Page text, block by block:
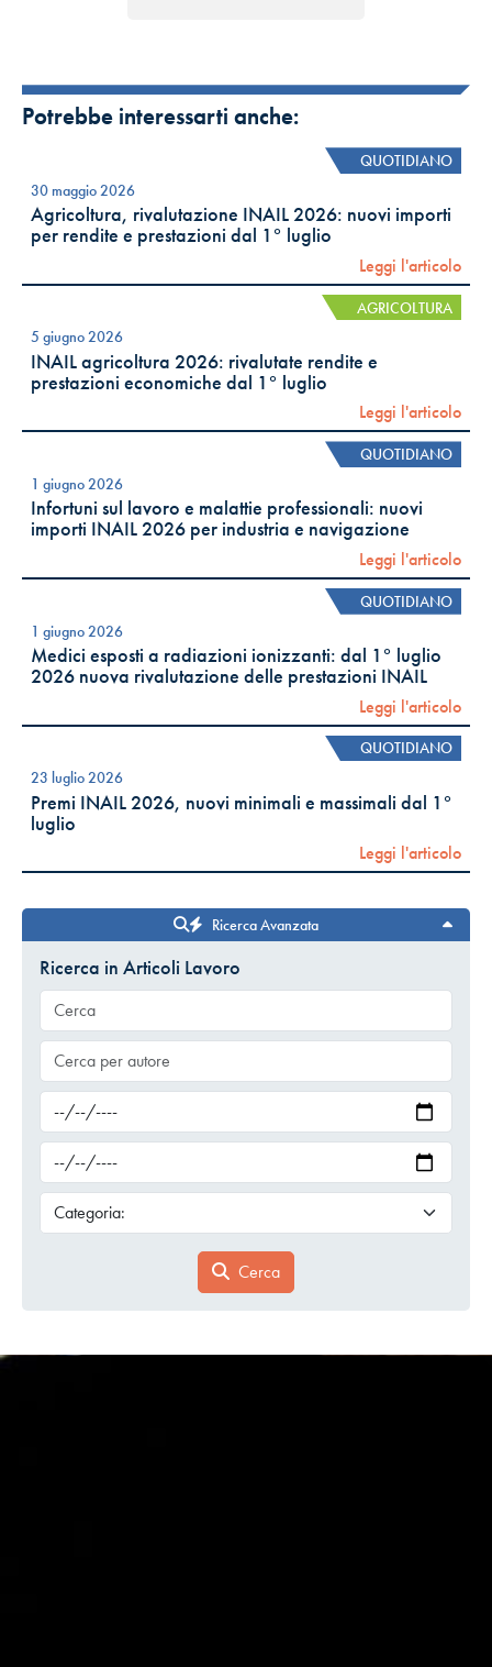
Potrebbe interessarti anche:
QUOTIDIANO
30 maggio 2026
Agricoltura, rivalutazione INAIL 2026: nuovi importi
per rendite e prestazioni dal 1° luglio
Leggi l'articolo
AGRICOLTURA
5 giugno 2026
INAIL agricoltura 2026: rivalutate rendite e
prestazioni economiche dal 1° luglio
Leggi l'articolo
QUOTIDIANO
1 giugno 2026
Infortuni sul lavoro e malattie professionali: nuovi
importi INAIL 2026 per industria e navigazione
Leggi l'articolo
QUOTIDIANO
1 giugno 2026
Medici esposti a radiazioni ionizzanti: dal 1° luglio
2026 nuova rivalutazione delle prestazioni INAIL
Leggi l'articolo
QUOTIDIANO
23 luglio 2026
Premi INAIL 2026, nuovi minimali e massimali dal 1°
luglio
Leggi l'articolo
Ricerca Avanzata
Ricerca in Articoli Lavoro
Cerca